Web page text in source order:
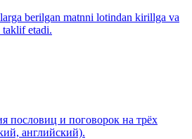
berilgan matnni lotindan kirillga va
etadi.
пословиц и поговорок на трёх
английский).